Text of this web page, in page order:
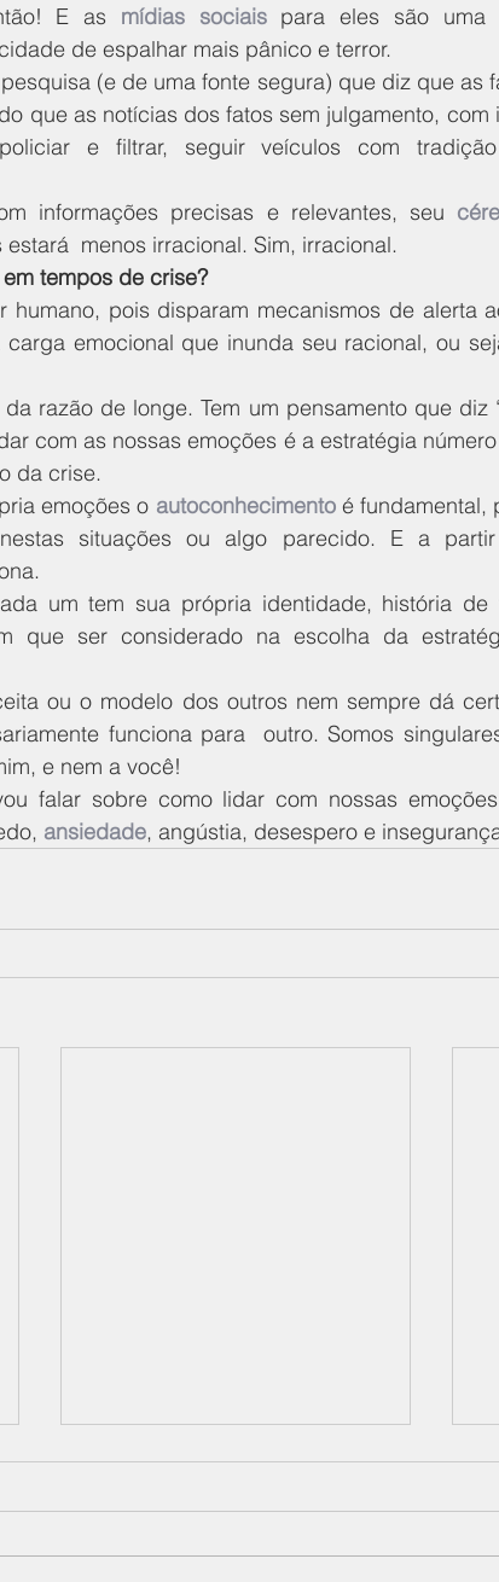
E as mídias sociais para eles são uma
de espalhar mais pânico e terror.
(e de uma fonte segura) que diz que as
que as notícias dos fatos sem julgamento, com
e filtrar, seguir veículos com
informações precisas e relevantes, seu
menos irracional. Sim, irracional.
tempos de crise?
humano, pois disparam mecanismos de alerta
carga emocional que inunda seu racional, ou
razão de longe. Tem um pensamento que diz
com as nossas emoções é a estratégia
da crise.
emoções o autoconhecimento é fundamental,
situações ou algo parecido. E a
um tem sua própria identidade, história de
que ser considerado na escolha da
ou o modelo dos outros nem sempre dá
funciona para  outro. Somos
e nem a você!
falar sobre como lidar com nossas
ansiedade, angústia, desespero e